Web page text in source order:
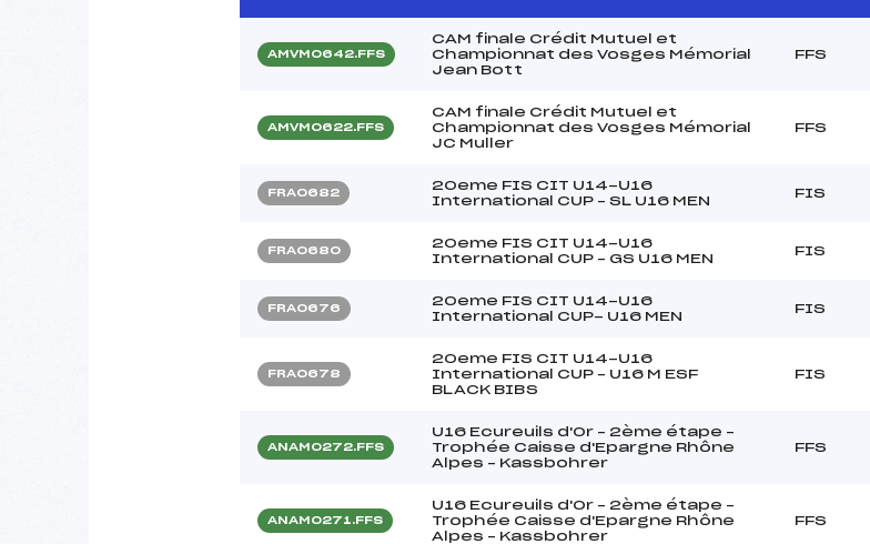
AMVM0642.FFS
CAM finale Crédit Mutuel et
Championnat des Vosges Mémorial
Jean Bott
FFS
AMVM0622.FFS
CAM finale Crédit Mutuel et
Championnat des Vosges Mémorial
JC Muller
FFS
FRA0682
20eme FIS CIT U14-U16
International CUP – SL U16 MEN
FIS
FRA0680
20eme FIS CIT U14-U16
International CUP – GS U16 MEN
FIS
FRA0676
20eme FIS CIT U14-U16
International CUP- U16 MEN
FIS
FRA0678
20eme FIS CIT U14-U16
International CUP – U16 M ESF
BLACK BIBS
FIS
ANAM0272.FFS
U16 Ecureuils d'Or – 2ème étape –
Trophée Caisse d'Epargne Rhône
Alpes – Kassbohrer
FFS
ANAM0271.FFS
U16 Ecureuils d'Or – 2ème étape –
Trophée Caisse d'Epargne Rhône
Alpes – Kassbohrer
FFS